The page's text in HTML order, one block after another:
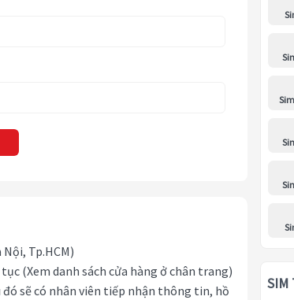
Tp.HCM)
(Xem danh sách cửa hàng ở chân trang)
sẽ có nhân viên tiếp nhận thông tin, hồ
SIM